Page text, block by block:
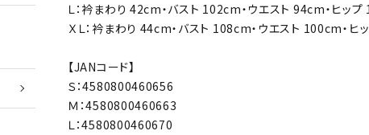
Ｌ：衿まわり 42cm・バスト 102cm・ウエスト 94cm・ヒ
ＸＬ：衿まわり 44cm・バスト 108cm・ウエスト 100cm
【JANコード】
Ｓ：4580800460656
Ｍ：4580800460663
Ｌ：4580800460670